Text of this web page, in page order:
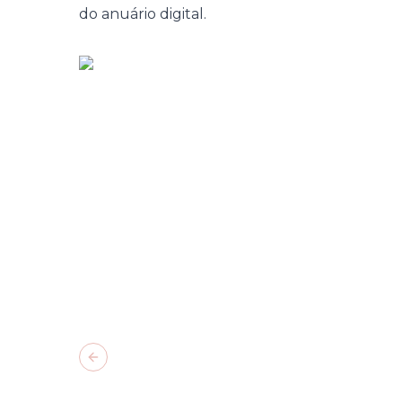
do anuário digital.
Previous slide